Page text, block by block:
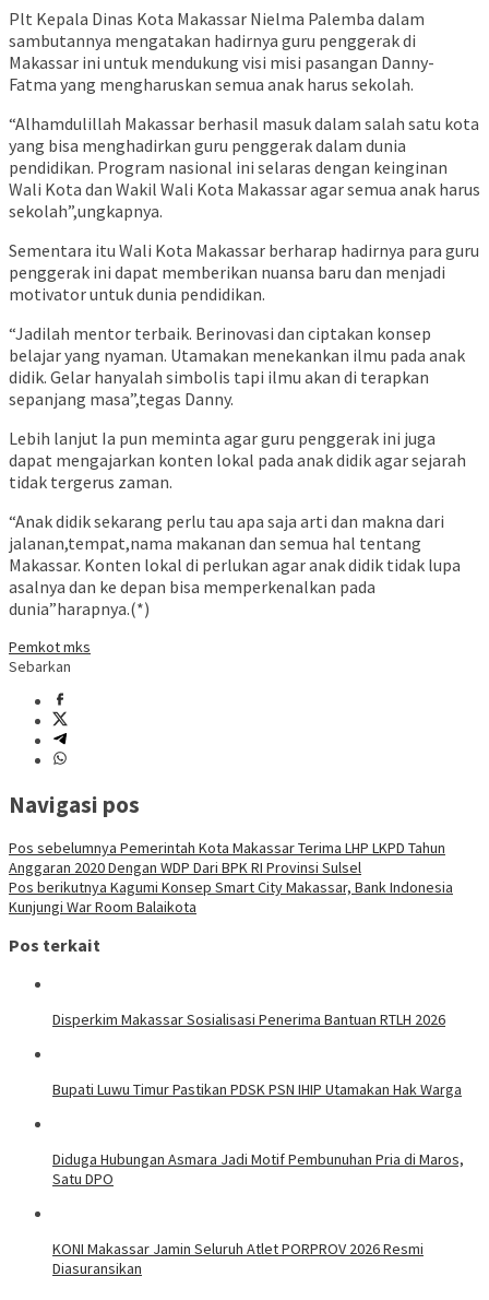
Plt Kepala Dinas Kota Makassar Nielma Palemba dalam
sambutannya mengatakan hadirnya guru penggerak di
Makassar ini untuk mendukung visi misi pasangan Danny-
Fatma yang mengharuskan semua anak harus sekolah.
“Alhamdulillah Makassar berhasil masuk dalam salah satu kota
yang bisa menghadirkan guru penggerak dalam dunia
pendidikan. Program nasional ini selaras dengan keinginan
Wali Kota dan Wakil Wali Kota Makassar agar semua anak harus
sekolah”,ungkapnya.
Sementara itu Wali Kota Makassar berharap hadirnya para guru
penggerak ini dapat memberikan nuansa baru dan menjadi
motivator untuk dunia pendidikan.
“Jadilah mentor terbaik. Berinovasi dan ciptakan konsep
belajar yang nyaman. Utamakan menekankan ilmu pada anak
didik. Gelar hanyalah simbolis tapi ilmu akan di terapkan
sepanjang masa”,tegas Danny.
Lebih lanjut Ia pun meminta agar guru penggerak ini juga
dapat mengajarkan konten lokal pada anak didik agar sejarah
tidak tergerus zaman.
“Anak didik sekarang perlu tau apa saja arti dan makna dari
jalanan,tempat,nama makanan dan semua hal tentang
Makassar. Konten lokal di perlukan agar anak didik tidak lupa
asalnya dan ke depan bisa memperkenalkan pada
dunia”harapnya.(*)
Pemkot mks
Sebarkan
Navigasi pos
Pos sebelumnya Pemerintah Kota Makassar Terima LHP LKPD Tahun
Anggaran 2020 Dengan WDP Dari BPK RI Provinsi Sulsel
Pos berikutnya Kagumi Konsep Smart City Makassar, Bank Indonesia
Kunjungi War Room Balaikota
Pos terkait
Disperkim Makassar Sosialisasi Penerima Bantuan RTLH 2026
Bupati Luwu Timur Pastikan PDSK PSN IHIP Utamakan Hak Warga
Diduga Hubungan Asmara Jadi Motif Pembunuhan Pria di Maros,
Satu DPO
KONI Makassar Jamin Seluruh Atlet PORPROV 2026 Resmi
Diasuransikan